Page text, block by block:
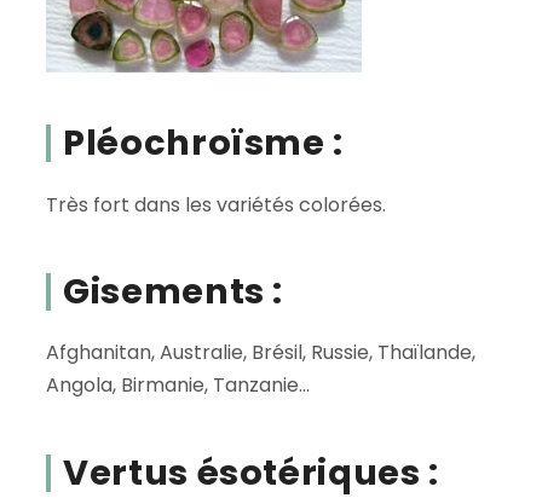
Pléochroïsme :
Très fort dans les variétés colorées.
Gisements :
Afghanitan, Australie, Brésil, Russie, Thaïlande,
Angola, Birmanie, Tanzanie...
Vertus ésotériques :